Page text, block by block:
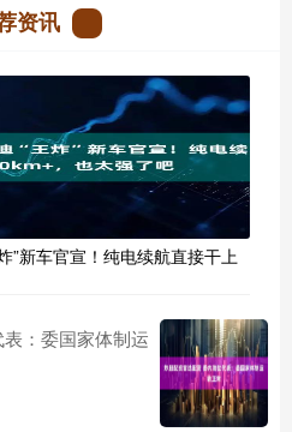
资讯
”新车官宣！纯电续航直接干上
：委国家体制运